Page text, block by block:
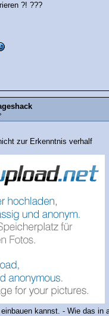
?! ???
zur Erkenntnis verhalf
kannst. - Wie das in